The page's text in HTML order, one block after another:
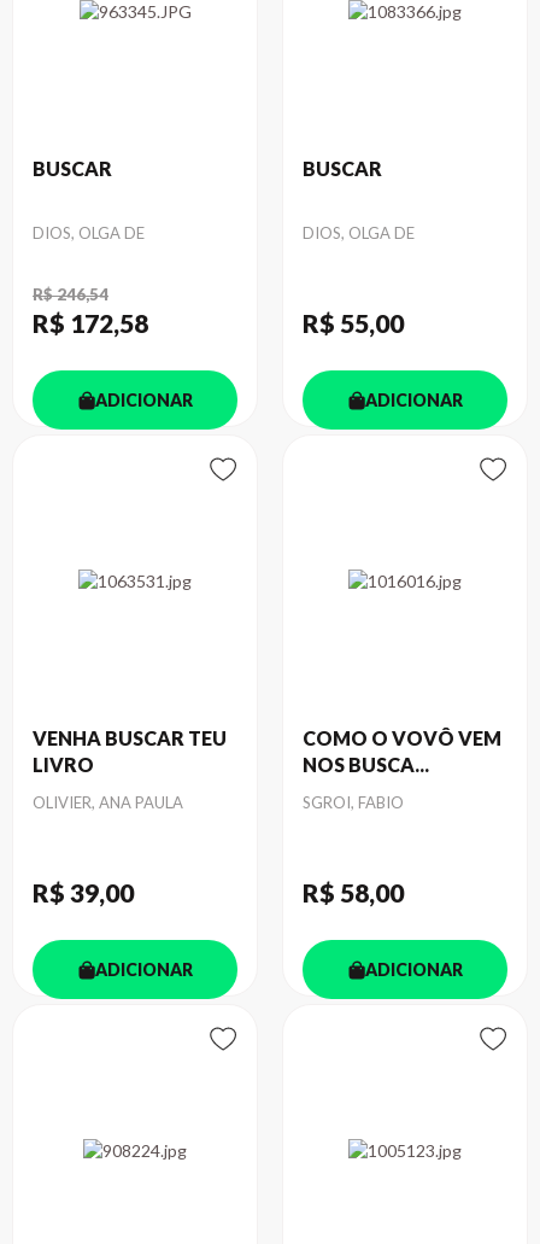
BUSCAR
Autor
DIOS, OLGA DE
R$ 246,54
R$ 172,58
ADICIONAR
BUSCAR
Autor
DIOS, OLGA DE
R$ 55,00
ADICIONAR
VENHA BUSCAR TEU
LIVRO
Autor
OLIVIER, ANA PAULA
R$ 39,00
ADICIONAR
COMO O VOVÔ VEM
NOS BUSCA...
Autor
SGROI, FABIO
R$ 58,00
ADICIONAR